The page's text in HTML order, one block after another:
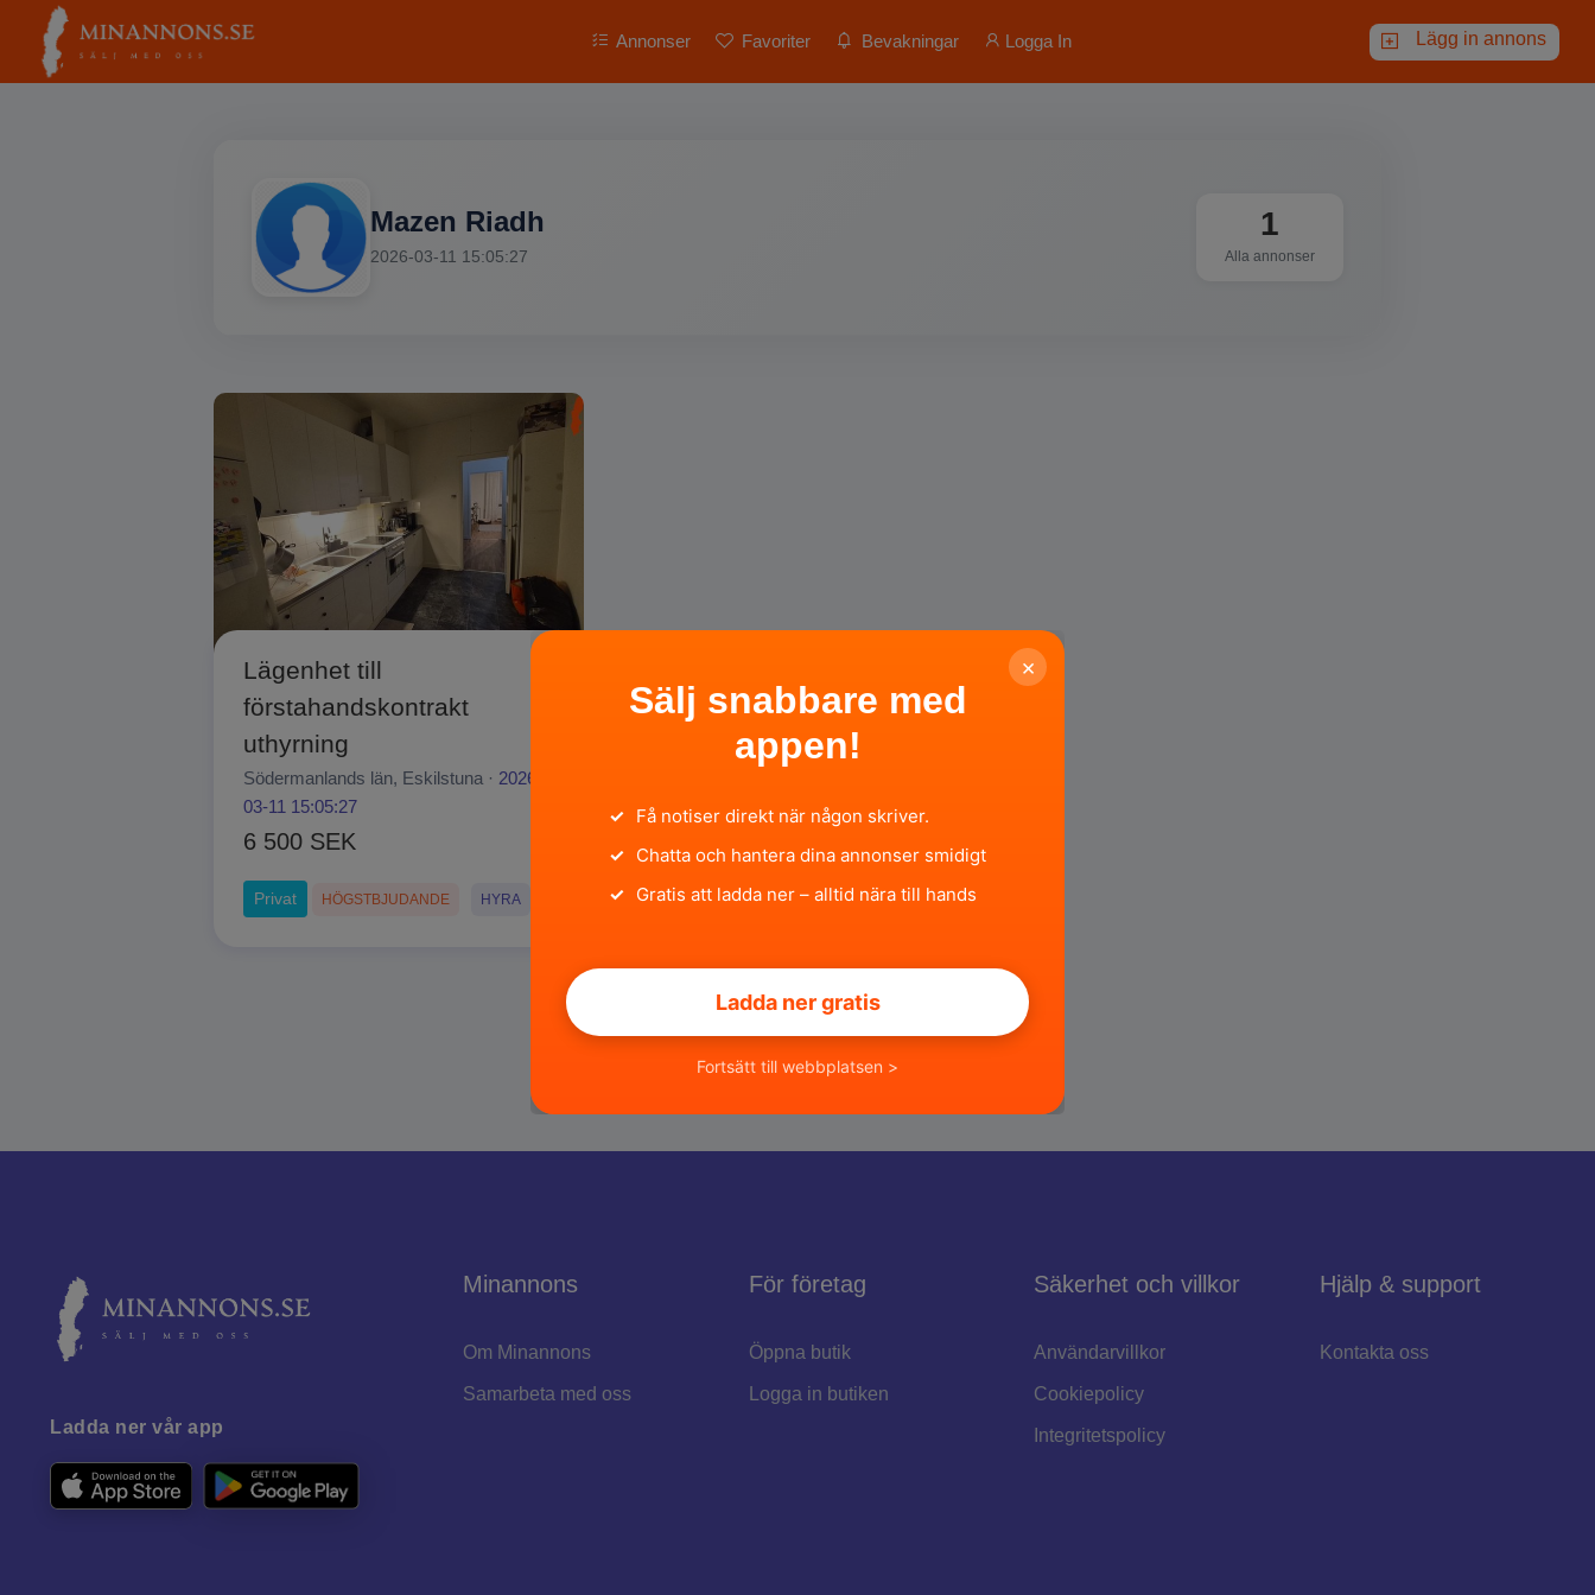
Annonser Favoriter Bevakningar Logga In Lägg in annons
Mazen Riadh
2026-03-11 15:05:27
1
Alla annonser
Lägenhet till
förstahandskontrakt
uthyrning
Södermanlands län, Eskilstuna · 2026-
03-11 15:05:27
6 500 SEK
Privat HÖGSTBJUDANDE HYRA
×
Sälj snabbare med
appen!
✓ Få notiser direkt när någon skriver.
✓ Chatta och hantera dina annonser smidigt
✓ Gratis att ladda ner – alltid nära till hands
Ladda ner gratis
Fortsätt till webbplatsen >
Ladda ner vår app
Minannons
Om Minannons
Samarbeta med oss
För företag
Öppna butik
Logga in butiken
Säkerhet och villkor
Användarvillkor
Cookiepolicy
Integritetspolicy
Hjälp & support
Kontakta oss